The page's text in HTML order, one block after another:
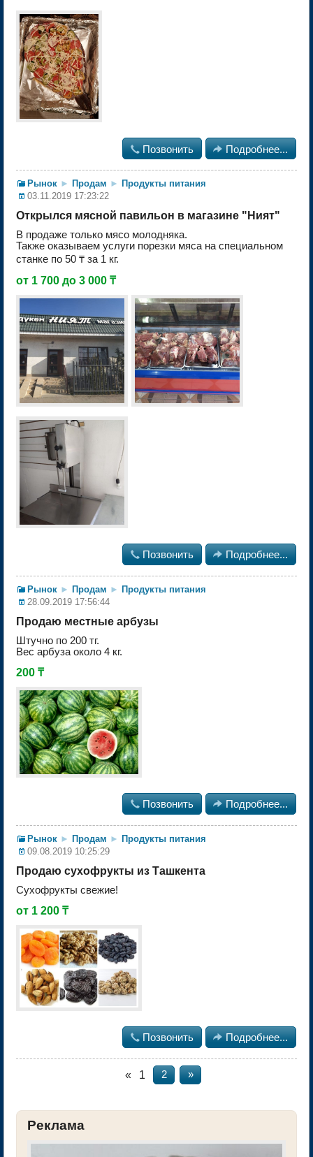
 Позвонить  Подробнее...
Рынок ► Продам ► Продукты питания
03.11.2019 17:23:22
Открылся мясной павильон в магазине "Ният"
В продаже только мясо молодняка.
Также оказываем услуги порезки мяса на специальном
станке по 50 ₸ за 1 кг.
от 1 700 до 3 000 ₸
 Позвонить  Подробнее...
Рынок ► Продам ► Продукты питания
28.09.2019 17:56:44
Продаю местные арбузы
Штучно по 200 тг.
Вес арбуза около 4 кг.
200 ₸
 Позвонить  Подробнее...
Рынок ► Продам ► Продукты питания
09.08.2019 10:25:29
Продаю сухофрукты из Ташкента
Сухофрукты свежие!
от 1 200 ₸
 Позвонить  Подробнее...
« 1 2 »
Реклама